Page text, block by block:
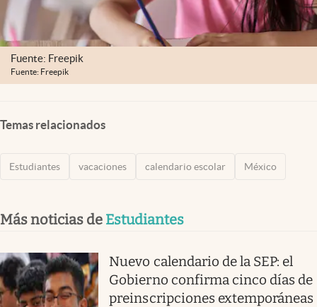
Fuente: Freepik
Fuente: Freepik
Temas relacionados
Estudiantes vacaciones calendario escolar México
Más noticias de Estudiantes
Nuevo calendario de la SEP: el
Gobierno confirma cinco días de
preinscripciones extemporáneas